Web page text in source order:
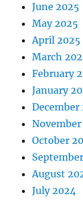
June 2025
May 2025
April 2025
March
February
January
December
October
August
July 2024